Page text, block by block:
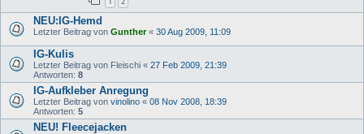
NEU:IG-Hemd
Letzter Beitrag von Gunther« 30 Aug 2009, 11:09
IG-Kulis
Letzter Beitrag von Fleischi « 27 Feb 2009, 21:39
Antworten: 8
IG-Aufkleber Anregung
Letzter Beitrag von vinolino « 08 Nov 2008, 18:39
Antworten: 5
NEU! Fleecejacken